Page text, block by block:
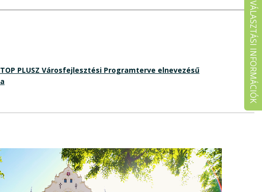
VÁLASZTÁSI INFORMÁCIÓK
PLUSZ Városfejlesztési Programterve elnevezésű